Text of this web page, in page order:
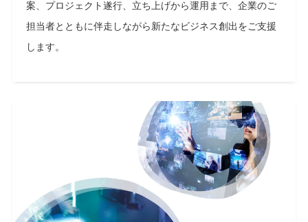
案、プロジェクト遂⾏、⽴ち上げから運⽤まで、企業のご
担当者とともに伴⾛しながら新たなビジネス創出をご⽀援
します。